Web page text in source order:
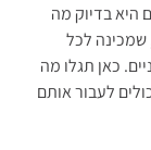
היא בדיוק מה
שמכינה לכל
כאן תגלו מה
לעבור אותם